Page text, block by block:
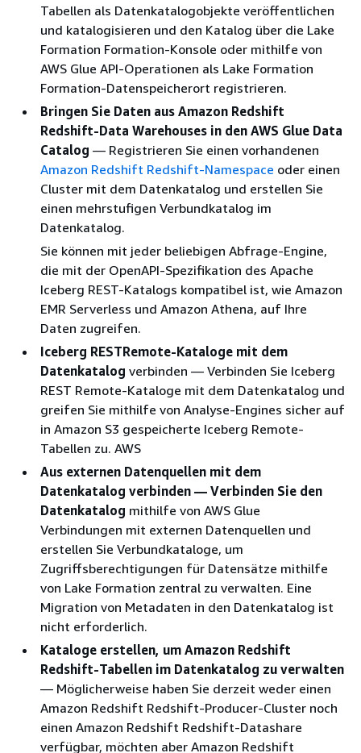
Tabellen als Datenkatalogobjekte veröffentlichen
und katalogisieren und den Katalog über die Lake
Formation Formation-Konsole oder mithilfe von
AWS Glue API-Operationen als Lake Formation
Formation-Datenspeicherort registrieren.
Bringen Sie Daten aus Amazon Redshift
Redshift-Data Warehouses in den AWS Glue Data
Catalog — Registrieren Sie einen vorhandenen
Amazon Redshift Redshift-Namespace oder einen
Cluster mit dem Datenkatalog und erstellen Sie
einen mehrstufigen Verbundkatalog im
Datenkatalog.
Sie können mit jeder beliebigen Abfrage-Engine,
die mit der OpenAPI-Spezifikation des Apache
Iceberg REST-Katalogs kompatibel ist, wie Amazon
EMR Serverless und Amazon Athena, auf Ihre
Daten zugreifen.
Iceberg RESTRemote-Kataloge mit dem
Datenkatalog verbinden — Verbinden Sie Iceberg
REST Remote-Kataloge mit dem Datenkatalog und
greifen Sie mithilfe von Analyse-Engines sicher auf
in Amazon S3 gespeicherte Iceberg Remote-
Tabellen zu. AWS
Aus externen Datenquellen mit dem
Datenkatalog verbinden — Verbinden Sie den
Datenkatalog mithilfe von AWS Glue
Verbindungen mit externen Datenquellen und
erstellen Sie Verbundkataloge, um
Zugriffsberechtigungen für Datensätze mithilfe
von Lake Formation zentral zu verwalten. Eine
Migration von Metadaten in den Datenkatalog ist
nicht erforderlich.
Kataloge erstellen, um Amazon Redshift
Redshift-Tabellen im Datenkatalog zu verwalten
— Möglicherweise haben Sie derzeit weder einen
Amazon Redshift Redshift-Producer-Cluster noch
einen Amazon Redshift Redshift-Datashare
verfügbar, möchten aber Amazon Redshift